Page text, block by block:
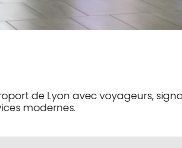
de Lyon avec voyageurs,
modernes.